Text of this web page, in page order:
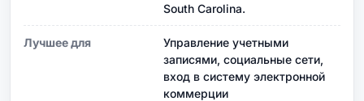
South Carolina.
Лучшее для
Управление учетными
записями, социальные сети,
вход в систему электронной
коммерции